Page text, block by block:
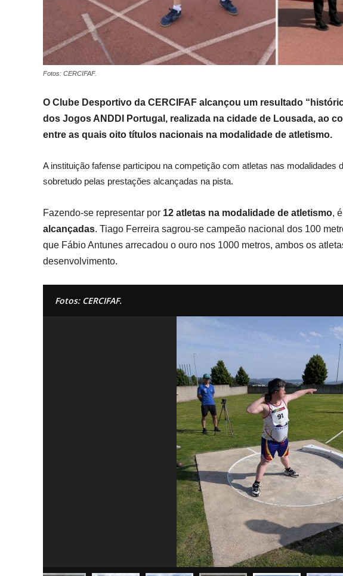
Fotos: CERCIFAF.
O Clube Desportivo da CERCIFAF alcançou um resultado
dos Jogos ANDDI Portugal, realizada na cidade de Lousada, ao
entre as quais oito títulos nacionais na modalidade de atletismo.
A instituição fafense participou na competição com atletas nas modalidades
sobretudo pelas prestações alcançadas na pista.
Fazendo-se representar por 12 atletas na modalidade de atletismo,
alcançadas. Tiago Ferreira sagrou-se campeão nacional dos 100
que Fábio Antunes arrecadou o ouro nos 1000 metros, ambos os
desenvolvimento.
Fotos: CERCIFAF.